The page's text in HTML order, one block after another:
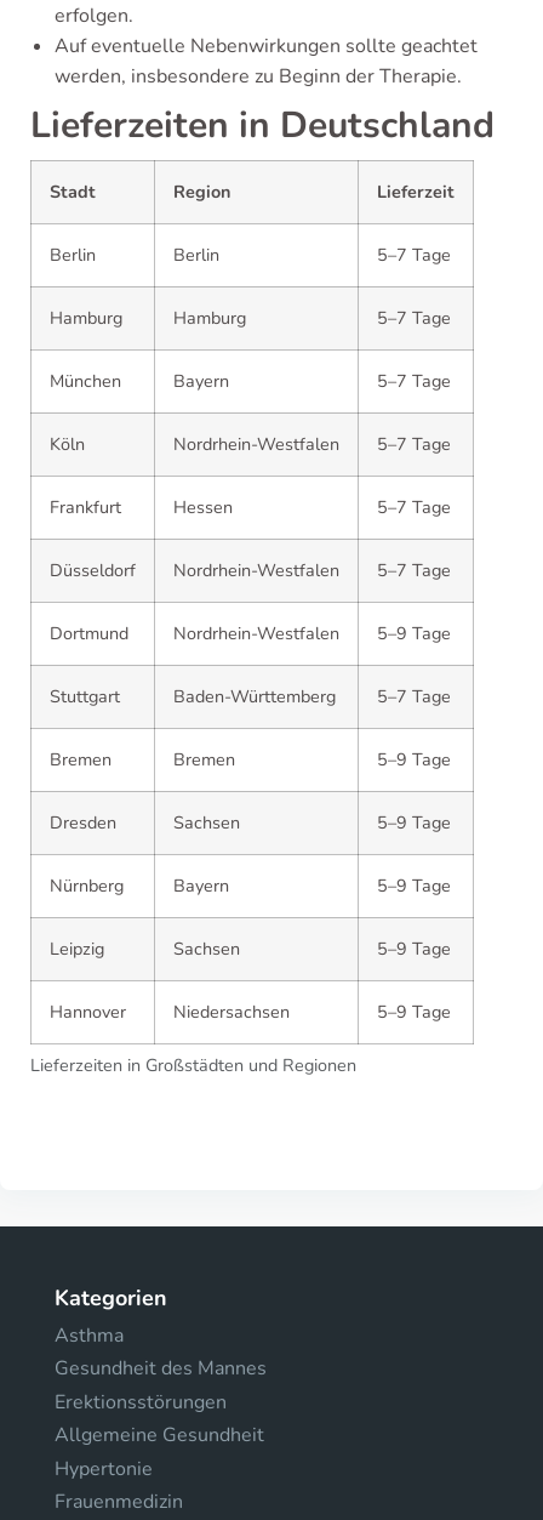
erfolgen.
Auf eventuelle Nebenwirkungen sollte geachtet
werden, insbesondere zu Beginn der Therapie.
Lieferzeiten in Deutschland
Lieferzeiten in Großstädten und Regionen
Stadt Region Lieferzeit
Berlin Berlin 5–7 Tage
Hamburg Hamburg 5–7 Tage
München Bayern 5–7 Tage
Köln Nordrhein-Westfalen 5–7 Tage
Frankfurt Hessen 5–7 Tage
Düsseldorf Nordrhein-Westfalen 5–7 Tage
Dortmund Nordrhein-Westfalen 5–9 Tage
Stuttgart Baden-Württemberg 5–7 Tage
Bremen Bremen 5–9 Tage
Dresden Sachsen 5–9 Tage
Nürnberg Bayern 5–9 Tage
Leipzig Sachsen 5–9 Tage
Hannover Niedersachsen 5–9 Tage
Kategorien
Asthma
Gesundheit des Mannes
Erektionsstörungen
Allgemeine Gesundheit
Hypertonie
Frauenmedizin